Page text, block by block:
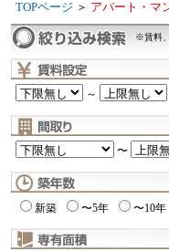
TOPページ ＞ アパート・マ
※賃料
～
〜
新築 〜5年 〜10年